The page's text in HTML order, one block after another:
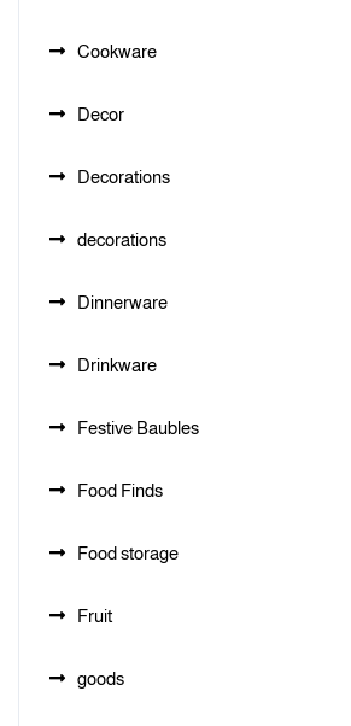
Cookware
Decor
Decorations
decorations
Dinnerware
Drinkware
Festive Baubles
Food Finds
Food storage
Fruit
goods